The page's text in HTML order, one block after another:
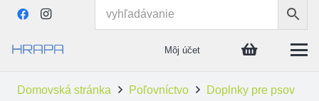
Môj účet
Domovská stránka Poľovníctvo Doplnky pre psov